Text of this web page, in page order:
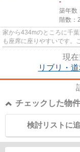
-
築年数
階数：
家から434mのところに千
も座席に座りやすいです。
現在
リブリ・
チェックした物
検討リストに